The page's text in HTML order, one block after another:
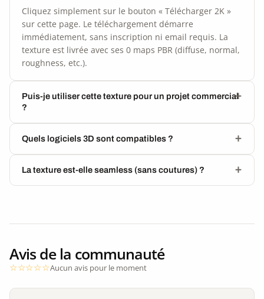
Cliquez simplement sur le bouton « Télécharger 2K »
sur cette page. Le téléchargement démarre
immédiatement, sans inscription ni email requis. La
texture est livrée avec ses 0 maps PBR (diffuse, normal,
roughness, etc.).
Puis-je utiliser cette texture pour un projet commercial
?
Quels logiciels 3D sont compatibles ?
La texture est-elle seamless (sans coutures) ?
Avis de la communauté
Aucun avis pour le moment